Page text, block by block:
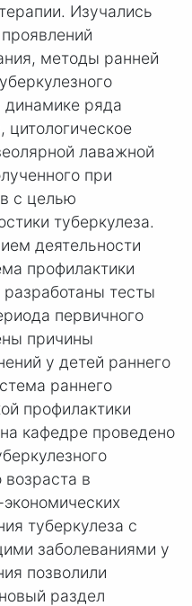
Изучались
методы ранней
динамике ряда
цитологическое
лаважной
при
с целью
туберкулеза.
деятельности
профилактики
разработаны тесты
первичного
причины
у детей раннего
раннего
профилактики
кафедре проведено
возраста в
туберкулеза с
заболеваниями у
позволили
раздел